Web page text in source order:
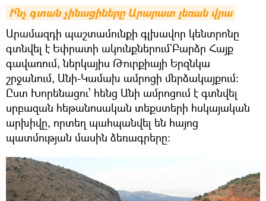
Ի՞նչ գտան չինացիները Արարատ լեռան վրա
Արամազդի պաշտամունքի գլխավոր կենտրոնը
գտնվել է Եփրատի ակունքներում`Բարձր Հայք
գավառում, ներկայիս Թուրքիայի Երզնկա
շրջանում, Անի-Կամախ ամրոցի մերձակայքում։
Ըստ Խորենացու՝ հենց Անի ամրոցում է գտնվել
սրբազան հեթանոսական տեքստերի հսկայական
արխիվը, որտեղ պահպանվել են հայոց
պատմության մասին ձեռագրերը։